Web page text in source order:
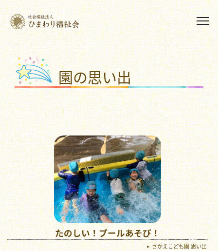
園の思い出
たのしい！プールあそび！
さかえこども園 思い出